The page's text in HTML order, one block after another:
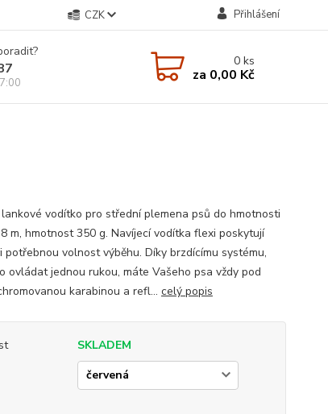
CZK Přihlášení
0ks
za 0,00 Kč
vodítko pro střední plemena psů do hmotnosti
m, hmotnost 350 g. Navíjecí vodítka flexi poskytují
potřebnou volnost výběhu. Díky brzdícímu systému,
ovládat jednou rukou, máte Vašeho psa vždy pod
karabinou a refl... celý popis
SKLADEM